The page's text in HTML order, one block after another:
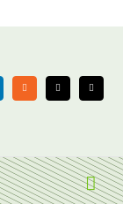
Rss X Email